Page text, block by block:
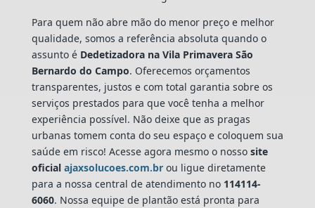
Para quem não abre mão do menor preço e melhor
qualidade, somos a referência absoluta quando o
assunto é Dedetizadora na Vila Primavera São
Bernardo do Campo. Oferecemos orçamentos
transparentes, justos e com total garantia sobre os
serviços prestados para que você tenha a melhor
experiência possível. Não deixe que as pragas
urbanas tomem conta do seu espaço e coloquem sua
saúde em risco! Acesse agora mesmo o nossosite
oficial ajaxsolucoes.com.brou ligue diretamente
para a nossa central de atendimento no 114114-
6060. Nossa equipe de plantão está pronta para